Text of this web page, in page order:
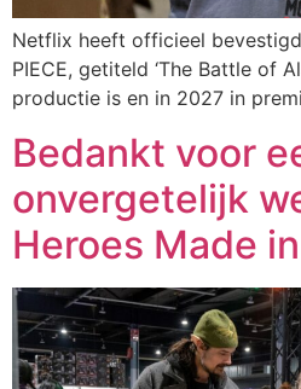
Netflix heeft officieel
PIECE, getiteld ‘The Battle of
productie is en in 2027 in
Bedankt voor
onvergetelijk
Heroes Made